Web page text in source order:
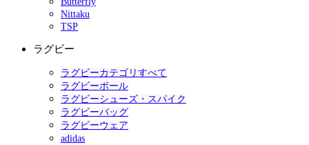
Nittaku
TSP
ラグビー
ラグビーカテゴリすべて
ラグビーボール
ラグビーシューズ・スパイク
ラグビーバッグ
ラグビーウェア
adidas